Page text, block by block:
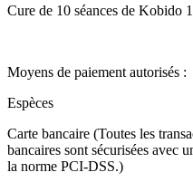
Cure de 10 séances de Kobido
Moyens de paiement autorisés :
Espèces
Carte bancaire (Toutes les
bancaires sont sécurisées avec
la norme PCI-DSS.)